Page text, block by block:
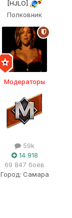
[HJLO]
Полковник
Модераторы
59k
14 918
69 847 боёв
Город: Самара